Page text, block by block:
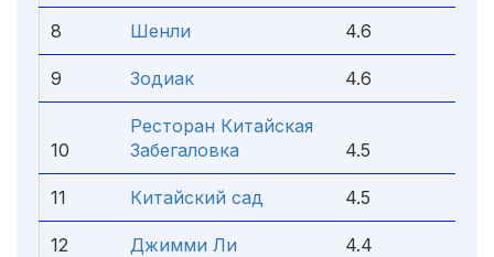
8 Шенли 4.6
9 Зодиак 4.6
10
Ресторан Китайская
Забегаловка
4.5
11 Китайский сад 4.5
12 Джимми Ли 4.4